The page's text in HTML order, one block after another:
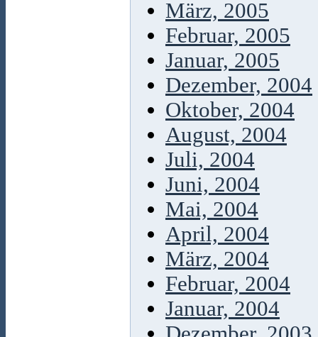
März, 2005
Februar, 2005
Januar, 2005
Dezember, 2004
Oktober, 2004
August, 2004
Juli, 2004
Juni, 2004
Mai, 2004
April, 2004
März, 2004
Februar, 2004
Januar, 2004